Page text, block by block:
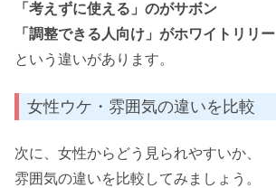
「考えずに使える」のがサボン
「調整できる人向け」がホワイトリリー
という違いがあります。
女性ウケ・雰囲気の違いを比較
次に、女性からどう見られやすいか、
雰囲気の違いを比較してみましょう。